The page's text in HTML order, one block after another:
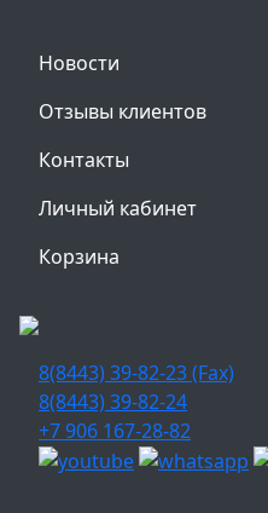
Новости
Отзывы клиентов
Контакты
Личный кабинет
Корзина
8(8443) 39-82-23 (Fax)
8(8443) 39-82-24
+7 906 167-28-82